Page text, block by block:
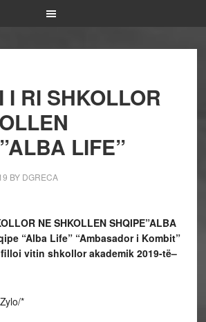
I RI SHKOLLOR
LIFE”
BY DGRECA
NE SHKOLLEN SHQIPE”ALBA
“Alba Life” “Ambasador i Kombit”
vitin shkollor akademik 2019-të–
*